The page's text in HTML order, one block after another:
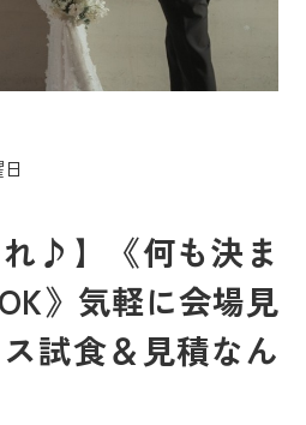
れ♪】《何も決ま
》気軽に会場見
試食＆見積なん